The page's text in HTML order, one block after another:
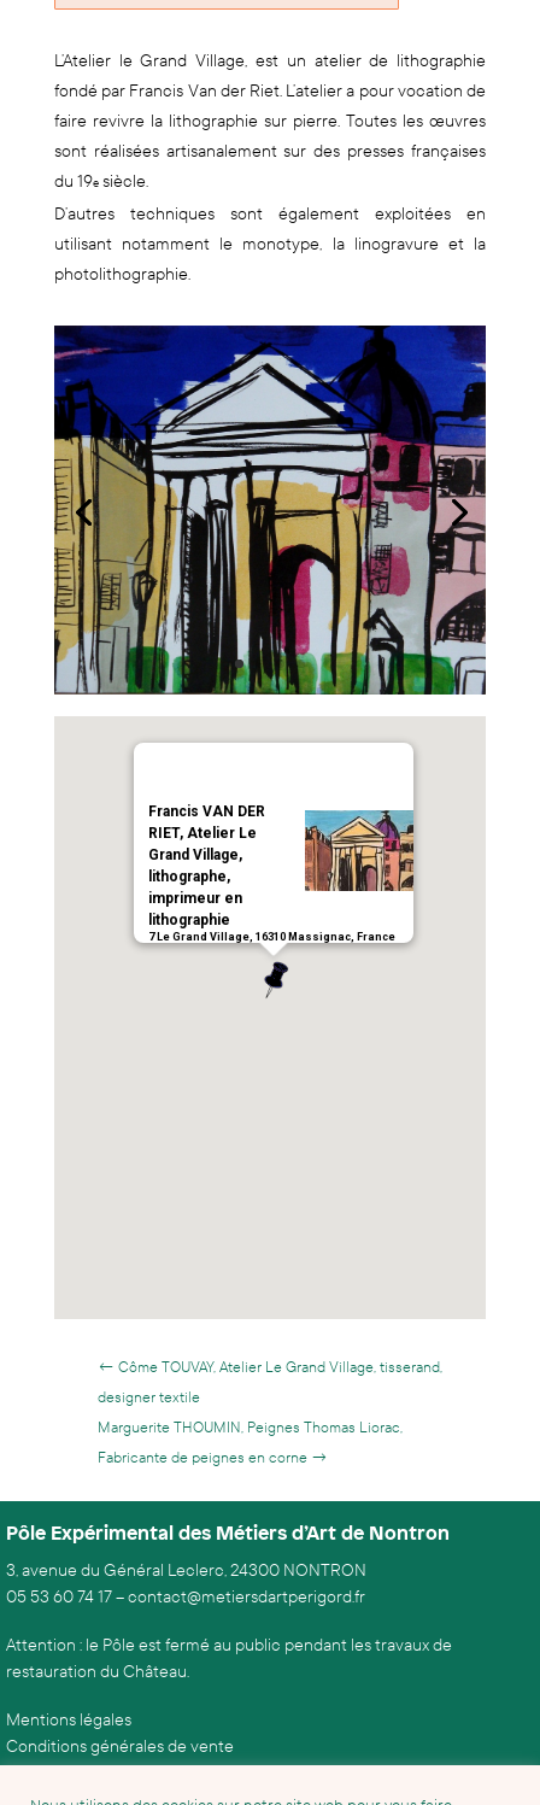
L’Atelier le Grand Village, est un atelier de lithographie
fondé par Francis Van der Riet. L’atelier a pour vocation de
faire revivre la lithographie sur pierre. Toutes les œuvres
sont réalisées artisanalement sur des presses françaises
du 19esiècle.
D’autres techniques sont également exploitées en
utilisant notamment le monotype, la linogravure et la
photolithographie.
Francis VAN DER
RIET, Atelier Le
Grand Village,
lithographe,
imprimeur en
lithographie
7 Le Grand Village, 16310 Massignac, France
← Côme TOUVAY, Atelier Le Grand Village, tisserand,
designer textile
Marguerite THOUMIN, Peignes Thomas Liorac,
Fabricante de peignes en corne→
Pôle Expérimental des Métiers d’Art de Nontron
3, avenue du Général Leclerc, 24300 NONTRON
05 53 60 74 17–contact@metiersdartperigord.fr
Attention : le Pôle est fermé au public pendant les travaux de
restauration du Château.
Mentions légales
Conditions générales de vente